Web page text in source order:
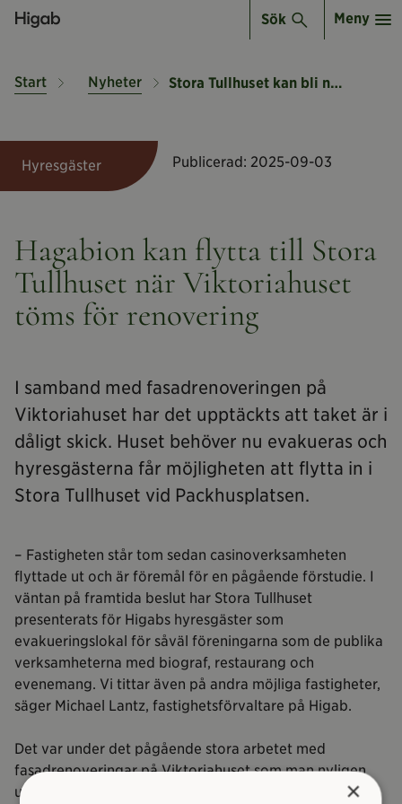
Sök Meny
Start Nyheter Stora Tullhuset kan bli ny hemvist för Hagabion
Hyresgäster Publicerad: 2025-09-03
Hagabion kan flytta till Stora
Tullhuset när Viktoriahuset
töms för renovering
I samband med fasadrenoveringen på
Viktoriahuset har det upptäckts att taket är i
dåligt skick. Huset behöver nu evakueras och
hyresgästerna får möjligheten att flytta in i
Stora Tullhuset vid Packhusplatsen.
– Fastigheten står tom sedan casinoverksamheten
flyttade ut och är föremål för en pågående förstudie. I
väntan på framtida beslut har Stora Tullhuset
presenterats för Higabs hyresgäster som
evakueringslokal för såväl föreningarna som de publika
verksamheterna med biograf, restaurang och
evenemang. Vi tittar även på andra möjliga fastigheter,
säger Michael Lantz, fastighetsförvaltare på Higab.
Det var under det pågående stora arbetet med
fasadrenoveringar på Viktoriahuset som man nyligen
upptäckte att taket var i dåligt skick. Detta behöver
×